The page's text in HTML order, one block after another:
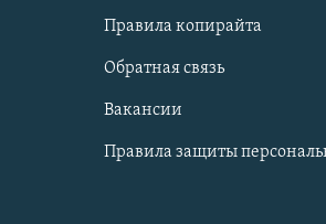
Правила копирайта
Обратная связь
Вакансии
Правила защиты